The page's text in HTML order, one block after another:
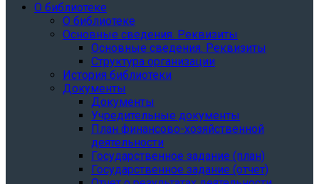
О библиотеке
О библиотеке
Основные сведения. Реквизиты
Основные сведения. Реквизиты
Структура организации
История библиотеки
Документы
Документы
Учредительные документы
План финансово-хозяйственной
деятельности
Государственное задание (план)
Государственное задание (отчет)